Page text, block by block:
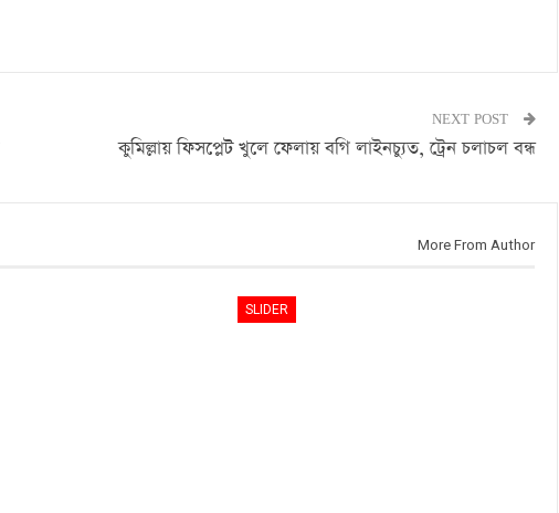
NEXT POST
কুমিল্লায় ফিসপ্লেট খুলে ফেলায় বগি লাইনচ্যুত, ট্রেন চলাচল বন্ধ
More From Author
SLIDER